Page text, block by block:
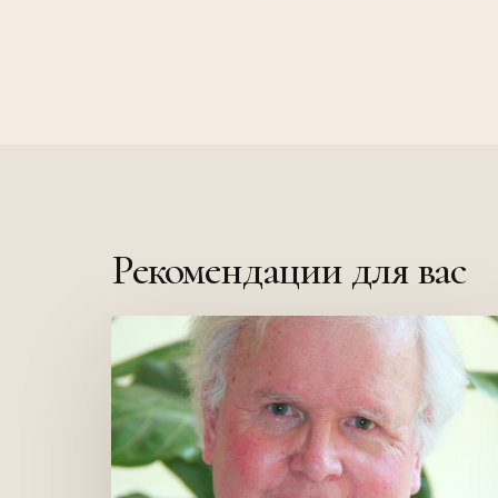
Рекомендации для вас
Кем
был
Дон
Бек?